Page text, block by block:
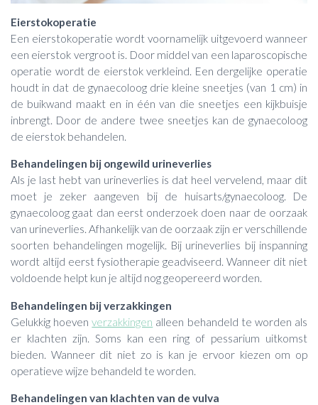
Eierstokoperatie
Een eierstokoperatie wordt voornamelijk uitgevoerd wanneer
een eierstok vergroot is. Door middel van een laparoscopische
operatie wordt de eierstok verkleind. Een dergelijke operatie
houdt in dat de gynaecoloog drie kleine sneetjes (van 1 cm) in
de buikwand maakt en in één van die sneetjes een kijkbuisje
inbrengt. Door de andere twee sneetjes kan de gynaecoloog
de eierstok behandelen.
Behandelingen bij ongewild urineverlies
Als je last hebt van urineverlies is dat heel vervelend, maar dit
moet je zeker aangeven bij de huisarts/gynaecoloog. De
gynaecoloog gaat dan eerst onderzoek doen naar de oorzaak
van urineverlies. Afhankelijk van de oorzaak zijn er verschillende
soorten behandelingen mogelijk. Bij urineverlies bij inspanning
wordt altijd eerst fysiotherapie geadviseerd. Wanneer dit niet
voldoende helpt kun je altijd nog geopereerd worden.
Behandelingen bij verzakkingen
Gelukkig hoevenverzakkingen alleen behandeld te worden als
er klachten zijn. Soms kan een ring of pessarium uitkomst
bieden. Wanneer dit niet zo is kan je ervoor kiezen om op
operatieve wijze behandeld te worden.
Behandelingen van klachten van de vulva